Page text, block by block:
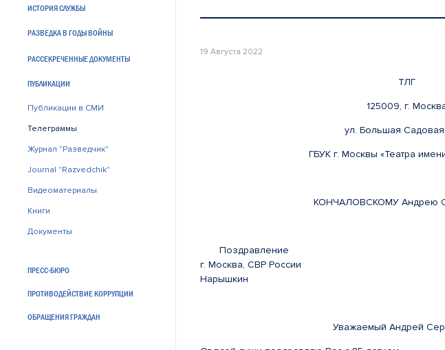
ИСТОРИЯ СЛУЖБЫ
РАЗВЕДКА В ГОДЫ ВОЙНЫ
РАССЕКРЕЧЕННЫЕ ДОКУМЕНТЫ
ПУБЛИКАЦИИ
Публикации в СМИ
Телеграммы
Журнал "Разведчик"
Journal "Razvedchik"
Видеоматериалы
Книги
Документы
ПРЕСС-БЮРО
ПРОТИВОДЕЙСТВИЕ КОРРУПЦИИ
ОБРАЩЕНИЯ ГРАЖДАН
19 Августа 2022
ТЛГ
125009, г.
ул. Большая
ГБУК г. Москвы «Театра
КОНЧАЛОВСКОМУ Андрею
Поздравление
г. Москва, СВР
Нарышкин
Уважаемый Андрей